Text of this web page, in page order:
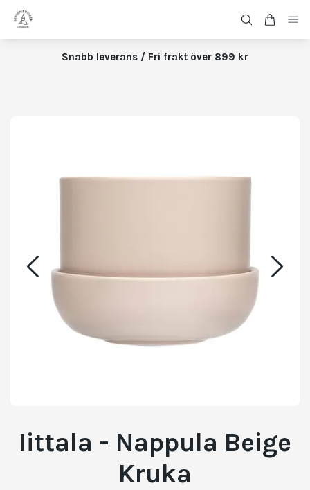
Snabb leverans / Fri frakt över 899 kr
Iittala - Nappula Beige
Kruka